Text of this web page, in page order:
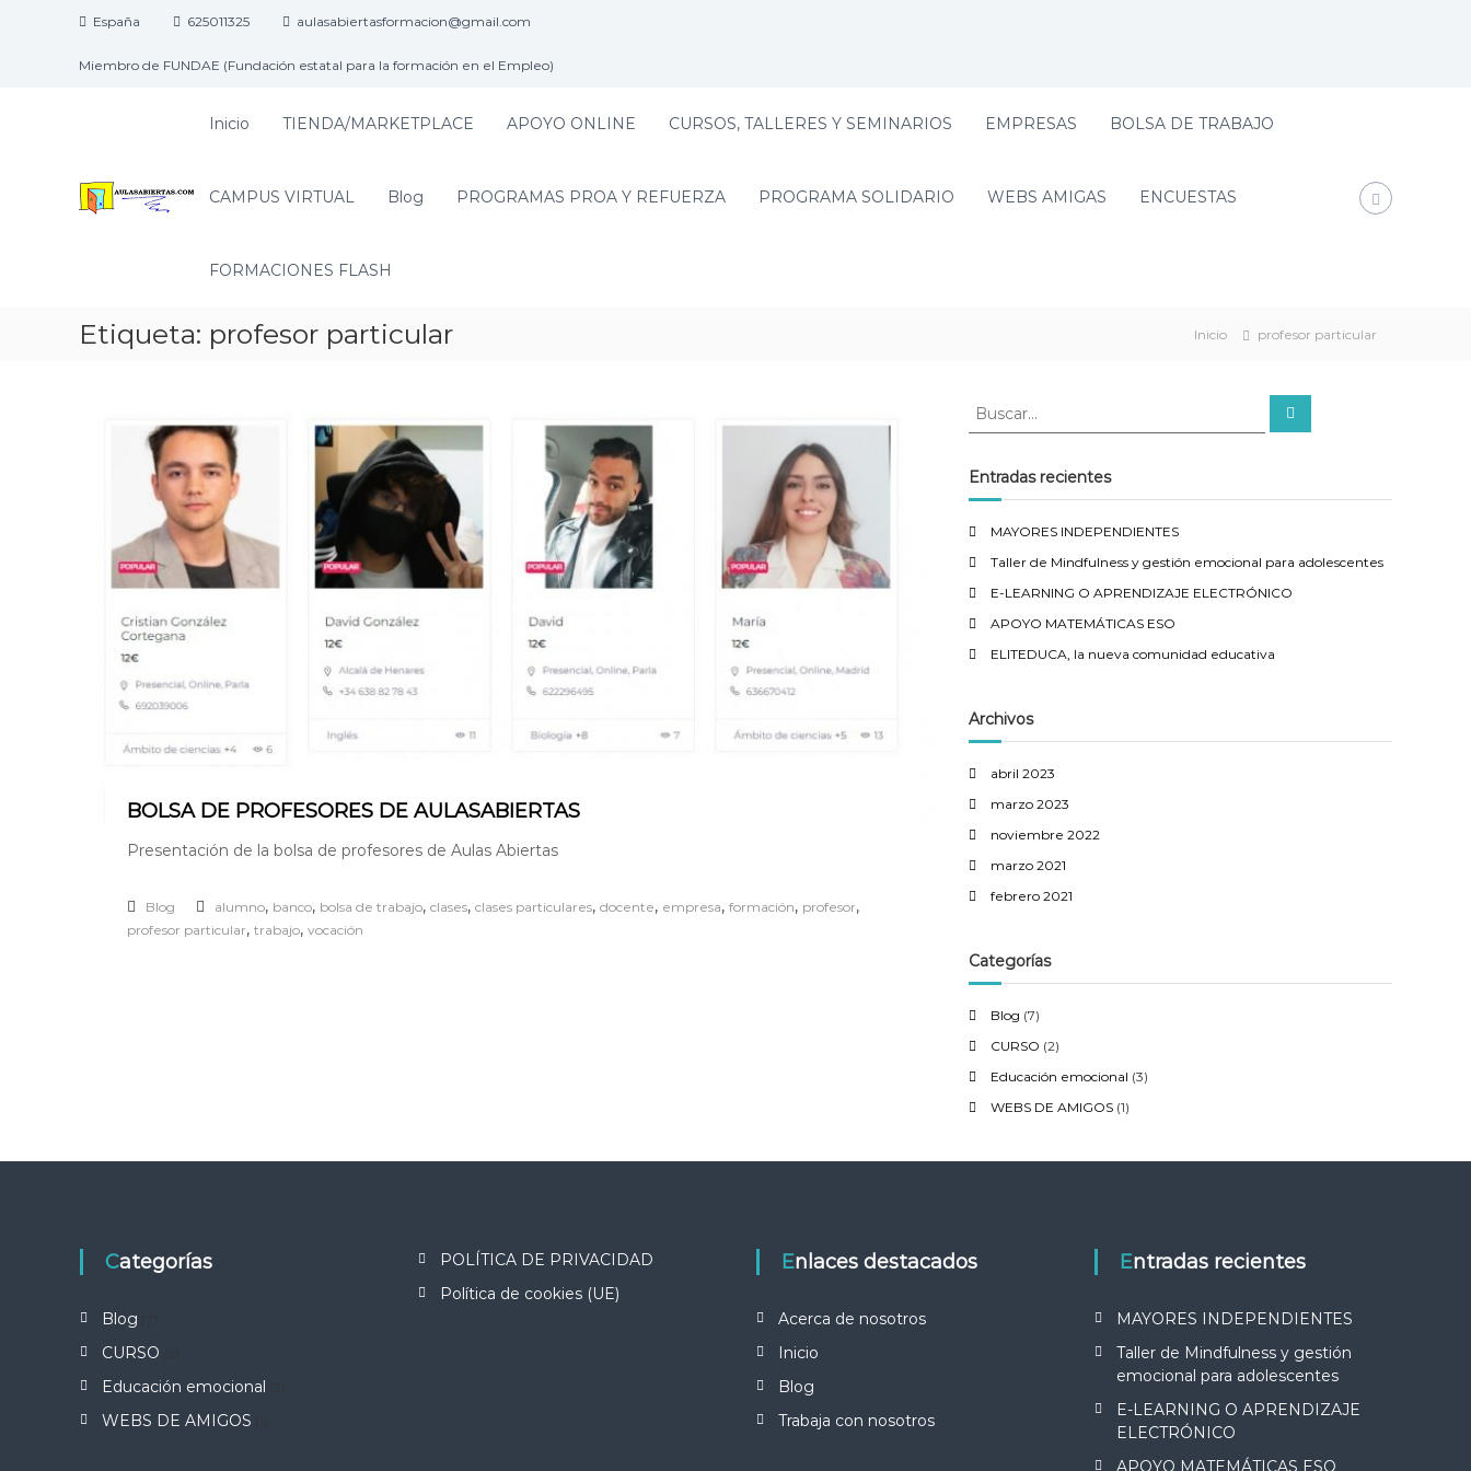
España 625011325 aulasabiertasformacion@gmail.com
Miembro de FUNDAE (Fundación estatal para la formación en el Empleo)
U
S
B
I
T
A
S
Inicio TIENDA/MARKETPLACE APOYO ONLINE CURSOS, TALLERES Y SEMINARIOS EMPRESAS BOLSA DE TRABAJO
CAMPUS VIRTUAL Blog PROGRAMAS PROA Y REFUERZA PROGRAMA SOLIDARIO WEBS AMIGAS ENCUESTAS
FORMACIONES FLASH
Etiqueta: profesor particular Inicio profesor particular
BOLSA DE PROFESORES DE AULASABIERTAS
Presentación de la bolsa de profesores de Aulas Abiertas
Blog alumno, banco, bolsa de trabajo, clases, clases particulares, docente, empresa, formación, profesor,
profesor particular, trabajo, vocación
Entradas recientes
MAYORES INDEPENDIENTES
Taller de Mindfulness y gestión emocional para adolescentes
E-LEARNING O APRENDIZAJE ELECTRÓNICO
APOYO MATEMÁTICAS ESO
ELITEDUCA, la nueva comunidad educativa
Archivos
abril 2023
marzo 2023
noviembre 2022
marzo 2021
febrero 2021
Categorías
Blog (7)
CURSO (2)
Educación emocional (3)
WEBS DE AMIGOS (1)
Categorías
Blog
CURSO
Educación emocional
WEBS DE AMIGOS
POLÍTICA DE PRIVACIDAD
Política de cookies (UE)
Enlaces destacados
Acerca de nosotros
Inicio
Blog
Trabaja con nosotros
Entradas recientes
MAYORES INDEPENDIENTES
Taller de Mindfulness y gestión
emocional para adolescentes
E-LEARNING O APRENDIZAJE
ELECTRÓNICO
APOYO MATEMÁTICAS ESO